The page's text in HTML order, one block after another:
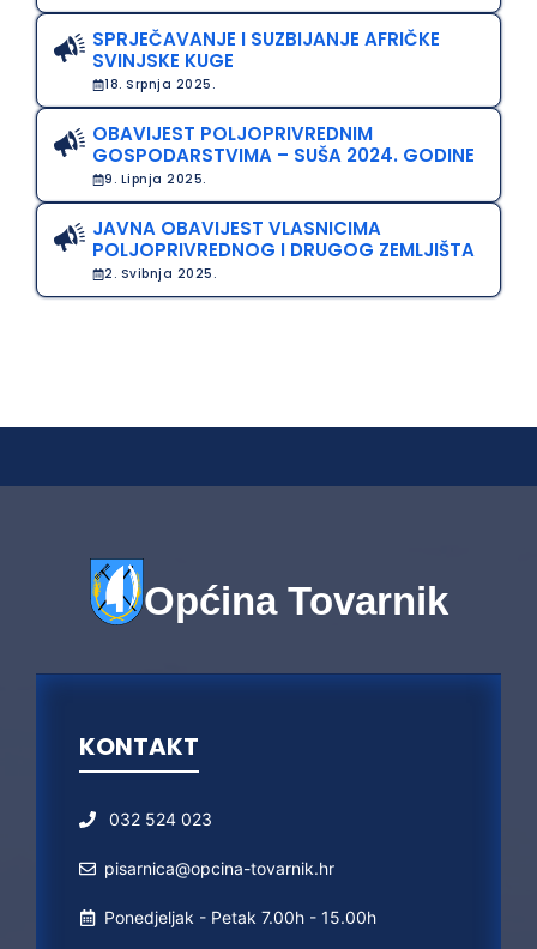
SPRJEČAVANJE I SUZBIJANJE AFRIČKE
SVINJSKE KUGE
18. Srpnja 2025.
OBAVIJEST POLJOPRIVREDNIM
GOSPODARSTVIMA – SUŠA 2024. GODINE
9. Lipnja 2025.
JAVNA OBAVIJEST VLASNICIMA
POLJOPRIVREDNOG I DRUGOG ZEMLJIŠTA
2. Svibnja 2025.
Općina Tovarnik
KONTAKT
032 524 023
pisarnica@opcina-tovarnik.hr
Ponedjeljak - Petak 7.00h - 15.00h